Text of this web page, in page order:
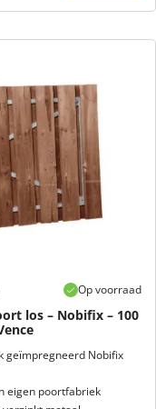
Op voorraad
los – Nobifix – 100
geïmpregneerd Nobifix
eigen poortfabriek